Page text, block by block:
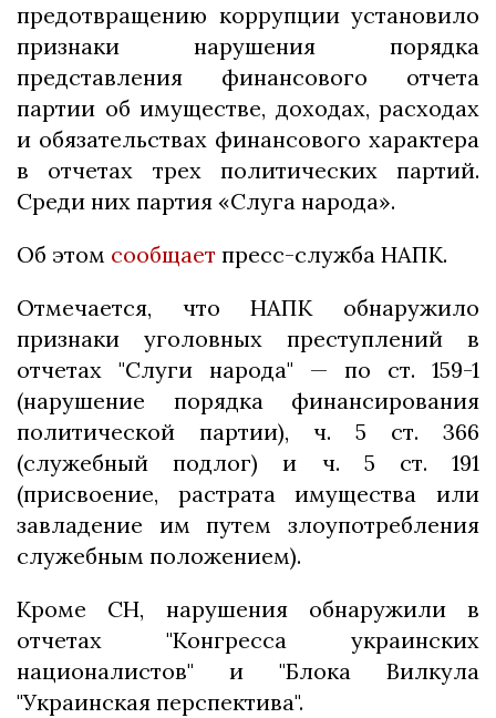
предотвращению коррупции установило
признаки нарушения порядка
представления финансового отчета
партии об имуществе, доходах, расходах
и обязательствах финансового характера
в отчетах трех политических партий.
Среди них партия «Слуга народа».
Об этом сообщает пресс-служба НАПК.
Отмечается, что НАПК обнаружило
признаки уголовных преступлений в
отчетах "Слуги народа" — по ст. 159-1
(нарушение порядка финансирования
политической партии), ч. 5 ст. 366
(служебный подлог) и ч. 5 ст. 191
(присвоение, растрата имущества или
завладение им путем злоупотребления
служебным положением).
Кроме СН, нарушения обнаружили в
отчетах "Конгресса украинских
националистов" и "Блока Вилкула
"Украинская перспектива".